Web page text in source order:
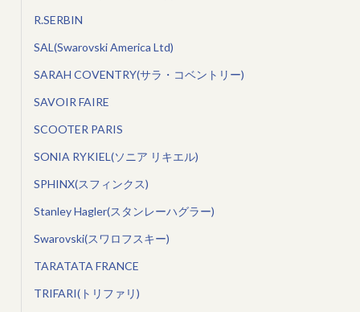
R.SERBIN
SAL(Swarovski America Ltd)
SARAH COVENTRY(サラ・コベントリー)
SAVOIR FAIRE
SCOOTER PARIS
SONIA RYKIEL(ソニア リキエル)
SPHINX(スフィンクス)
Stanley Hagler(スタンレーハグラー)
Swarovski(スワロフスキー)
TARATATA FRANCE
TRIFARI(トリファリ)